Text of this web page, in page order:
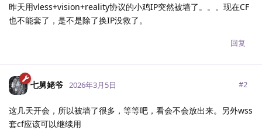
昨天用vless+vision+reality协议的小鸡IP突然被墙了。。。现在CF
也不能套了，是不是除了换IP没救了。
回复
七舅姥爷 2026年3月5日 #2
这几天开会，所以被墙了很多，等等吧，看会不会放出来。另外wss
套cf应该可以继续用